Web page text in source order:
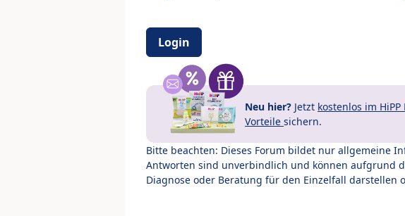
Login
Neu hier? Jetzt kostenlos im
Vorteile sichern.
Bitte beachten: Dieses Forum bildet nur allgemeine
Antworten sind unverbindlich und können aufgrund
Diagnose oder Beratung für den Einzelfall darstellen